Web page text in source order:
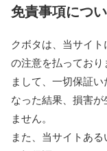
免責事項につ
クボタは、当サイ
の注意を払っており
まして、一切保証
なった結果、損害
ません。
また、当サイトある